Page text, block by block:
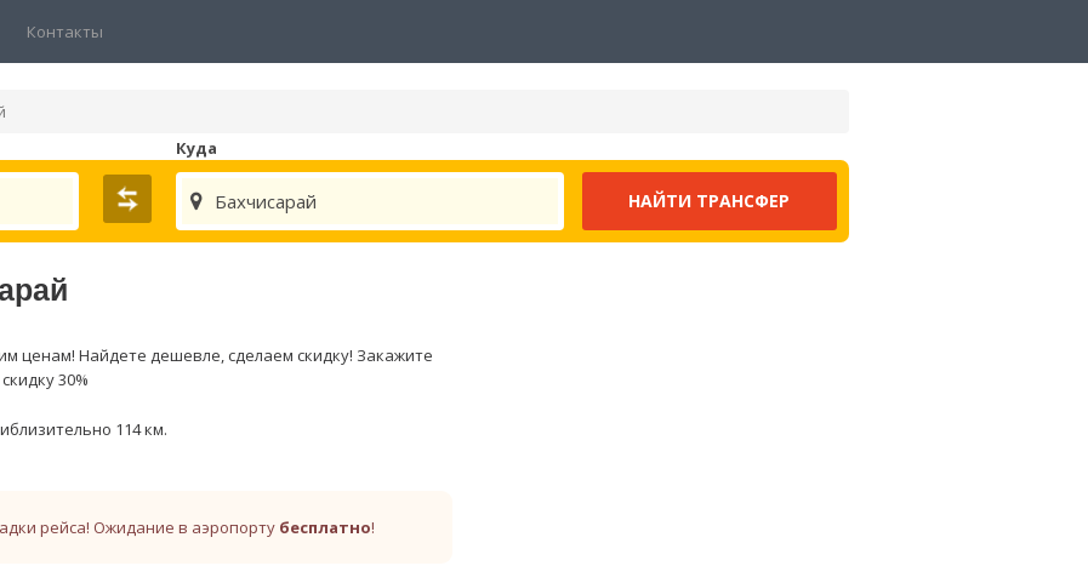
Контакты
Куда
Бахчисарай
ценам! Найдете дешевле, сделаем скидку! Закажите
30%
114 км.
рейса! Ожидание в аэропорту бесплатно!